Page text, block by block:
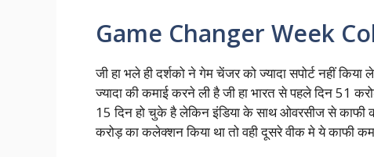
Game Changer Week
जी हा भले ही दर्शको ने गेम चेंजर को ज्यादा सपोर्ट नहीं
ज्यादा की कमाई करने ली है जी हा भारत से पहले दिन 51
15 दिन हो चुके है लेकिन इंडिया के साथ ओवरसीज से काफी
करोड़ का कलेक्शन किया था तो वही दूसरे वीक मे ये काफी